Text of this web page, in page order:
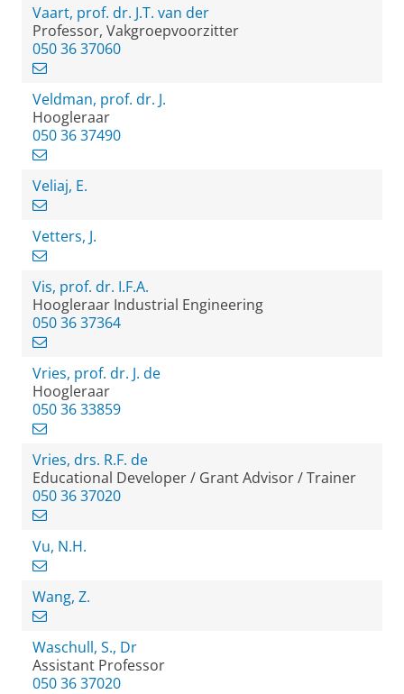
Vaart, prof. dr. J.T. van der
Professor, Vakgroepvoorzitter
050 36 37060
Veldman, prof. dr. J.
Hoogleraar
050 36 37490
Veliaj, E.
Vetters, J.
Vis, prof. dr. I.F.A.
Hoogleraar Industrial Engineering
050 36 37364
Vries, prof. dr. J. de
Hoogleraar
050 36 33859
Vries, drs. R.F. de
Educational Developer / Grant Advisor / Trainer
050 36 37020
Vu, N.H.
Wang, Z.
Waschull, S., Dr
Assistant Professor
050 36 37020